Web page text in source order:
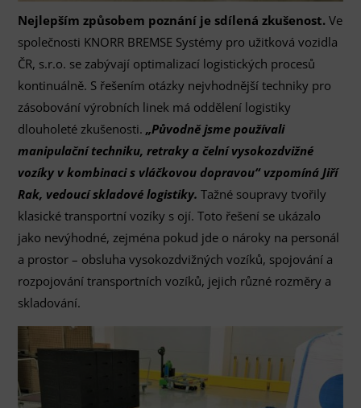
Nejlepším způsobem poznání je sdílená zkušenost. Ve
společnosti KNORR BREMSE Systémy pro užitková vozidla
ČR, s.r.o. se zabývají optimalizací logistických procesů
kontinuálně. S řešením otázky nejvhodnější techniky pro
zásobování výrobních linek má oddělení logistiky
dlouholeté zkušenosti.„Původně jsme používali
manipulační techniku, retraky a čelní vysokozdvižné
vozíky v kombinaci s vláčkovou dopravou“ vzpomíná Jiří
Rak, vedoucí skladové logistiky. Tažné soupravy tvořily
klasické transportní vozíky s ojí. Toto řešení se ukázalo
jako nevýhodné, zejména pokud jde o nároky na personál
a prostor – obsluha vysokozdvižných vozíků, spojování a
rozpojování transportních vozíků, jejich různé rozměry a
skladování.